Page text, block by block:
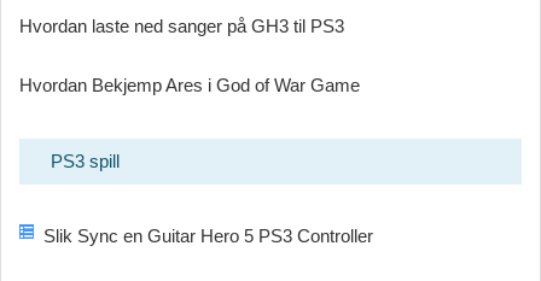
Hvordan laste ned sanger på GH3 til PS3
Hvordan Bekjemp Ares i God of War Game
PS3 spill
Slik Sync en Guitar Hero 5 PS3 Controller